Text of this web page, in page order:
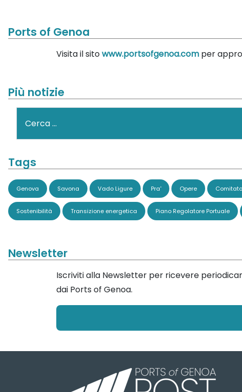
Ports of Genoa
Visita il sitowww.portsofgenoa.com per
Più notizie
Tags
Genova Savona Vado Ligure Pra' Opere
Sostenibilità Transizione energetica Piano Regolatore Portuale
Newsletter
Iscriviti alla Newsletter per ricevere
dai Ports of Genoa.